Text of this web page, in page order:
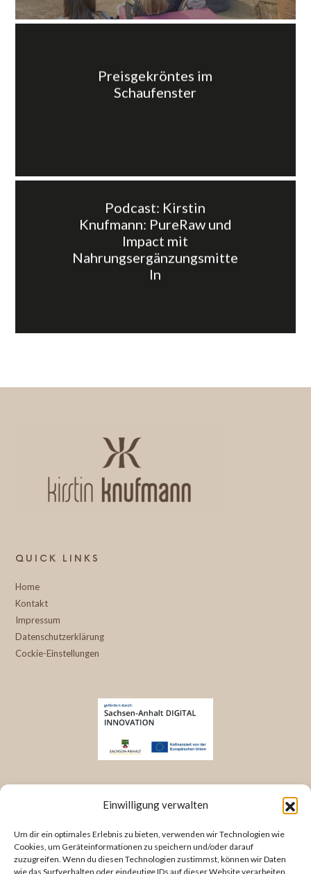
Einwilligung verwalten
Um dir ein optimales Erlebnis zu bieten, verwenden wir Technologien wie
Cookies, um Geräteinformationen zu speichern und/oder darauf
zuzugreifen. Wenn du diesen Technologien zustimmst, können wir Daten
wie das Surfverhalten oder eindeutige IDs auf dieser Website verarbeiten.
Preisgekröntes im
Schaufenster
Podcast: Kirstin
Knufmann: PureRaw und
Impact mit
Nahrungsergänzungsmitte
ln
QUICK LINKS
Home
Kontakt
Impressum
Datenschutzerklärung
Cockie-Einstellungen
KONTAKT INFORMATIONEN
Bergstraße 23
38486 Klötze
Deutschland/ Germany